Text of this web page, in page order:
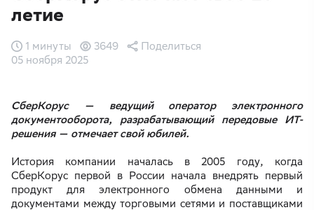
летие
05 ноября 2025
1 минуты 3649 Поделиться
СберКорус — ведущий оператор электронного
документооборота, разрабатывающий передовые ИТ-
решения — отмечает свой юбилей.
История компании началась в 2005 году, когда
СберКорус первой в России начала внедрять первый
продукт для электронного обмена данными и
документами между торговыми сетями и поставщиками